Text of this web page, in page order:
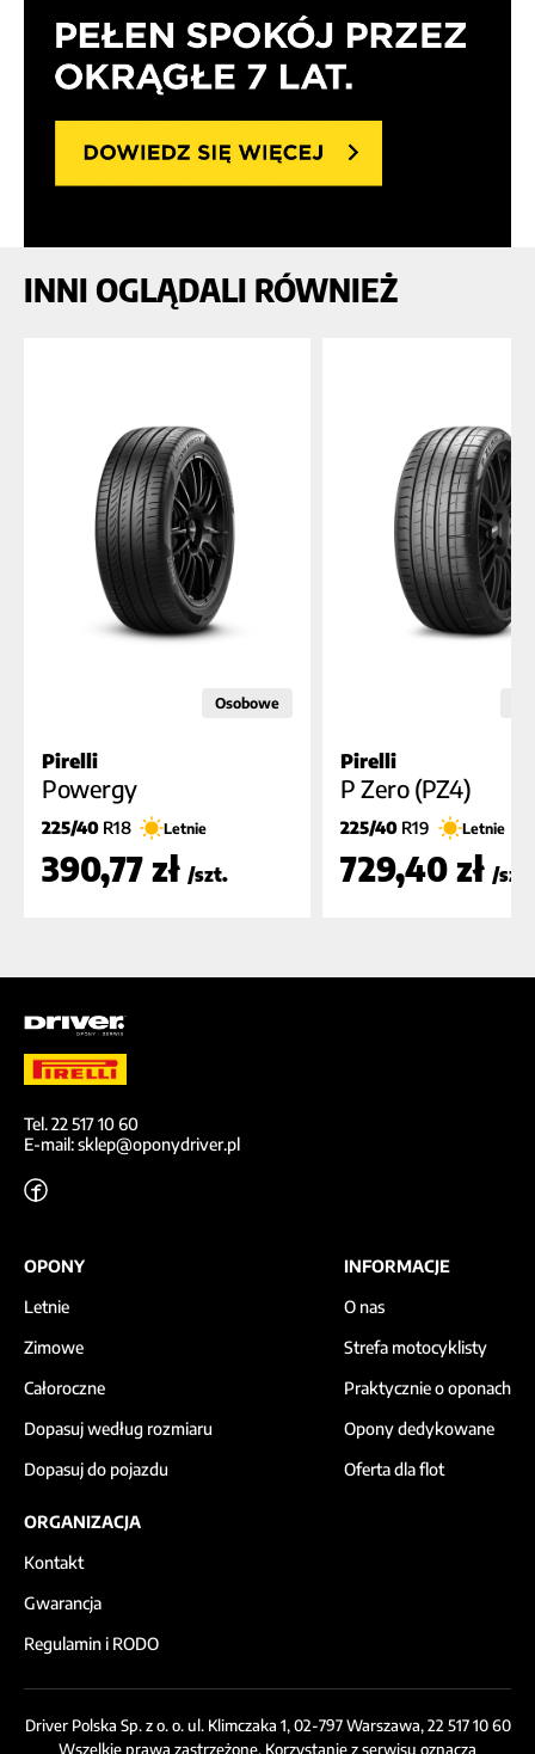
INNI OGLĄDALI RÓWNIEŻ
Osobowe
Pirelli
Powergy
225/40 R18 Letnie
390,77 zł /szt.
Pirelli
P Zero (PZ4)
225/40 R19 Letnie
729,40 zł /szt.
Tel. 22 517 10 60
E-mail: sklep@oponydriver.pl
OPONY
Letnie
Zimowe
Całoroczne
Dopasuj według rozmiaru
Dopasuj do pojazdu
INFORMACJE
O nas
Strefa motocyklisty
Praktycznie o oponach
Opony dedykowane
Oferta dla flot
ORGANIZACJA
Kontakt
Gwarancja
Regulamin i RODO
Driver Polska Sp. z o. o. ul. Klimczaka 1, 02-797 Warszawa, 22 517 10 60
Wszelkie prawa zastrzeżone. Korzystanie z serwisu oznacza